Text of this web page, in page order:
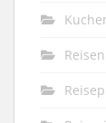
Reisen